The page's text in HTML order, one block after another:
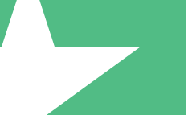
Individuales
de descarga. Sin compromiso